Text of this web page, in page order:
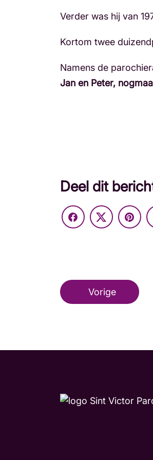
Verder was hij van
Kortom twee
Namens de
Jan en Peter,
Deel dit
Vorige